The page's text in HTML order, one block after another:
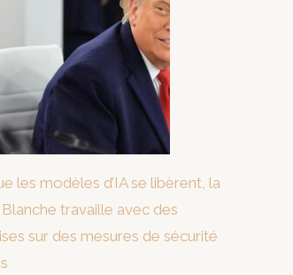
les modèles d’IA se libèrent, la
travaille avec des
sur des mesures de sécurité